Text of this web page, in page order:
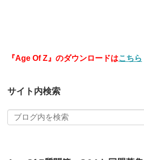
『Age Of Z』のダウンロードはこちら
サイト内検索